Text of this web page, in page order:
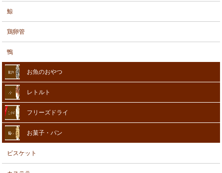
鯨
鶏卵管
鴨
お魚のおやつ
レトルト
フリーズドライ
お菓子・パン
ビスケット